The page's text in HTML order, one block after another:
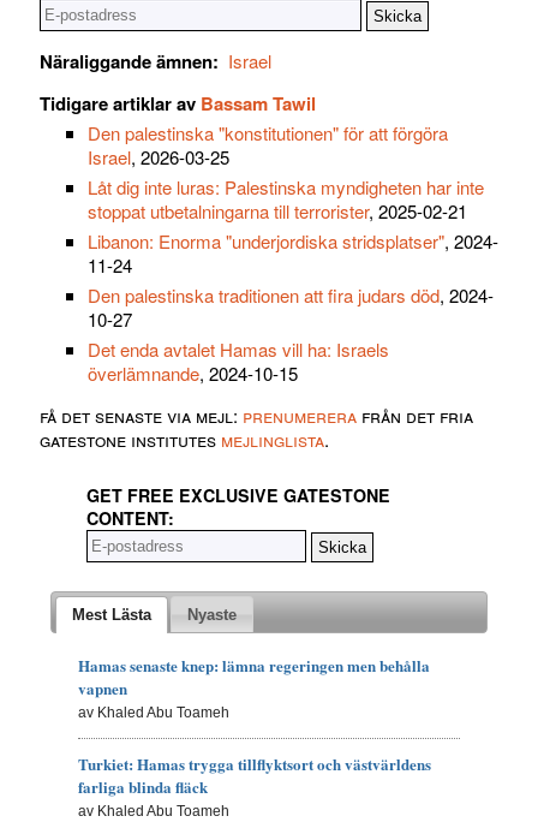
Näraliggande ämnen: Israel
Tidigare artiklar av Bassam Tawil
Den palestinska "konstitutionen" för att förgöra
Israel, 2026-03-25
Låt dig inte luras: Palestinska myndigheten har inte
stoppat utbetalningarna till terrorister, 2025-02-21
Libanon: Enorma "underjordiska stridsplatser", 2024-
11-24
Den palestinska traditionen att fira judars död, 2024-
10-27
Det enda avtalet Hamas vill ha: Israels
överlämnande, 2024-10-15
få det senaste via mejl: prenumerera från det fria
gatestone institutes mejlinglista.
GET FREE EXCLUSIVE GATESTONE
CONTENT:
Mest Lästa Nyaste
Hamas senaste knep: lämna regeringen men behålla
vapnen
av Khaled Abu Toameh
Turkiet: Hamas trygga tillflyktsort och västvärldens
farliga blinda fläck
av Khaled Abu Toameh